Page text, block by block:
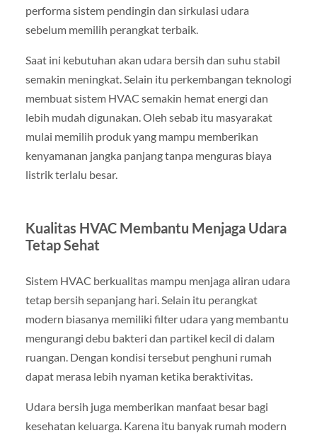
performa sistem pendingin dan sirkulasi udara
sebelum memilih perangkat terbaik.
Saat ini kebutuhan akan udara bersih dan suhu stabil
semakin meningkat. Selain itu perkembangan teknologi
membuat sistem HVAC semakin hemat energi dan
lebih mudah digunakan. Oleh sebab itu masyarakat
mulai memilih produk yang mampu memberikan
kenyamanan jangka panjang tanpa menguras biaya
listrik terlalu besar.
Kualitas HVAC Membantu Menjaga Udara
Tetap Sehat
Sistem HVAC berkualitas mampu menjaga aliran udara
tetap bersih sepanjang hari. Selain itu perangkat
modern biasanya memiliki filter udara yang membantu
mengurangi debu bakteri dan partikel kecil di dalam
ruangan. Dengan kondisi tersebut penghuni rumah
dapat merasa lebih nyaman ketika beraktivitas.
Udara bersih juga memberikan manfaat besar bagi
kesehatan keluarga. Karena itu banyak rumah modern